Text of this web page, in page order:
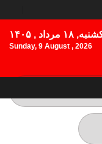
۱۸ مرداد , ۱۴۰۵
Sunday, 9 August , 2026